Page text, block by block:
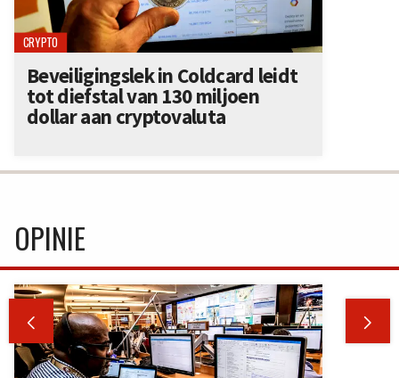
CRYPTO
Beveiligingslek in Coldcard leidt
tot diefstal van 130 miljoen
dollar aan cryptovaluta
OPINIE
 